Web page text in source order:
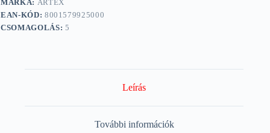
MÁRKA: ARTEX
EAN-KÓD: 8001579925000
CSOMAGOLÁS: 5
Leírás
További információk